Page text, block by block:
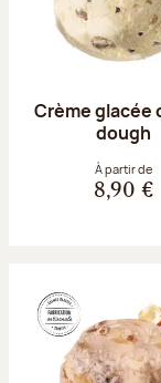
Crème glacée
dough
À partir de
8,90 €